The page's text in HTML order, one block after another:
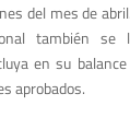
del mes de
también se
en su
aprobados.